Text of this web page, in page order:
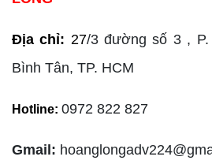
Địa chỉ: 27/3 đường số 3 ,
Bình Tân, TP. HCM
Hotline: 0972 822 827
Gmail: